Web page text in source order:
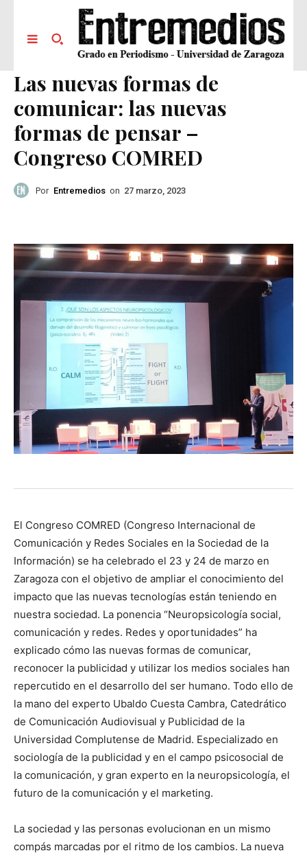
Las nuevas formas de
comunicar: las nuevas
formas de pensar –
Congreso COMRED
Por Entremedios on 27 marzo, 2023
El Congreso COMRED (Congreso Internacional de
Comunicación y Redes Sociales en la Sociedad de la
Información) se ha celebrado el 23 y 24 de marzo en
Zaragoza con el objetivo de ampliar el conocimiento del
impacto que las nuevas tecnologías están teniendo en
nuestra sociedad. La ponencia “Neuropsicología social,
comunicación y redes. Redes y oportunidades” ha
explicado cómo las nuevas formas de comunicar,
reconocer la publicidad y utilizar los medios sociales han
repercutido en el desarrollo del ser humano. Todo ello de
la mano del experto Ubaldo Cuesta Cambra, Catedrático
de Comunicación Audiovisual y Publicidad de la
Universidad Complutense de Madrid. Especializado en
sociología de la publicidad y en el campo psicosocial de
la comunicación, y gran experto en la neuropsicología, el
futuro de la comunicación y el marketing.
La sociedad y las personas evolucionan en un mismo
compás marcadas por el ritmo de los cambios. La nueva